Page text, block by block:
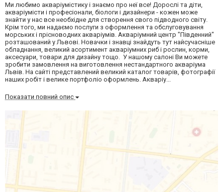
Ми любимо акваріумістику і знаємо про неї все! Дорослі та діти,
акваріумісти і професіонали, біологи і дизайнери - кожен може
знайти у нас все необхідне для створення свого підводного світу.
Крім того, ми надаємо послуги з оформлення та обслуговування
морських і прісноводних акваріумів. Акваріумний центр "Південний"
розташований у Львові. Новачки і знавці знайдуть тут найсучасніше
обладнання, великий асортимент акваріумних риб і рослин, корми,
аксесуари, товари для дизайну тощо. У нашому салоні Ви можете
зробити замовлення на виготовлення нестандартного акваріума
Львів. На сайті представлений великий каталог товарів, фотографії
наших робіт і велике портфоліо оформлень. Акваріу...
Показати повний опис